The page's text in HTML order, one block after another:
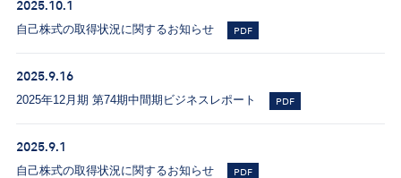
2025.10.1
自己株式の取得状況に関するお知らせ PDF
2025.9.16
2025年12月期 第74期中間期ビジネスレポート PDF
2025.9.1
自己株式の取得状況に関するお知らせ PDF